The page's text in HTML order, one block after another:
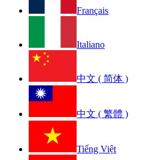
Français
Italiano
中文 ( 简体 )
中文 ( 繁體 )
Tiếng Việt